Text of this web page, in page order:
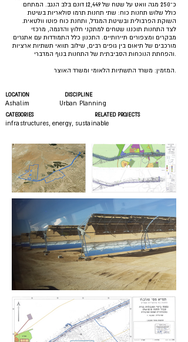
כ־250 מגה וואט על שטח של 12,449 דונם בלב הנגב. המתחם
כולל שלוש תחנות כוח: שתי תחנות תרמו סולאריות בשיטת
השוקת הפרבולית ובשיטת המגדל, ותחנת כוח פוטו וולטאית.
לצד התחנות תוכננו שטחים למתקני חלוץ והדגמה, מרכזי
מבקרים ומצפורים תיירותיים. התכנון כלל התמודדות עם אתגרים
מורכבים של תיאום בין גופים רבים, שילוב תוואי תשתיות ארציות
LOCATION DISCIPLINE
Ashalim Urban Planning
CATEGORIES RELATED PROJECTS
infrastructures, energy, sustainable